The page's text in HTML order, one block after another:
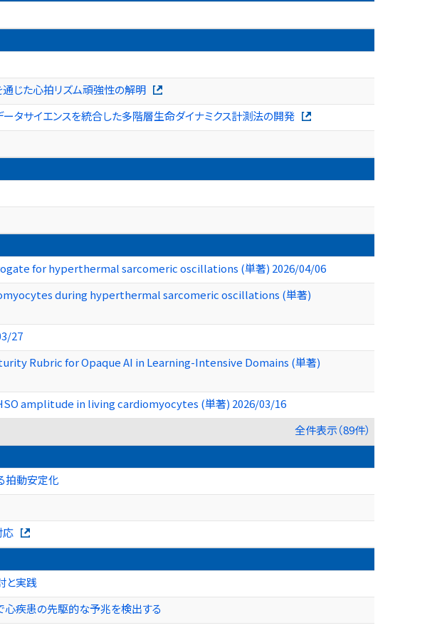
通じた心拍リズム頑強性の解明
タサイエンスを統合した多階層生命ダイナミクス計測法の開発
for hyperthermal sarcomeric oscillations (単著) 2026/04/06
during hyperthermal sarcomeric oscillations (単著)
27
Rubric for Opaque AI in Learning-Intensive Domains (単著)
amplitude in living cardiomyocytes (単著) 2026/03/16
全件表示（89件）
拍動安定化
応
と実践
心疾患の先駆的な予兆を検出する